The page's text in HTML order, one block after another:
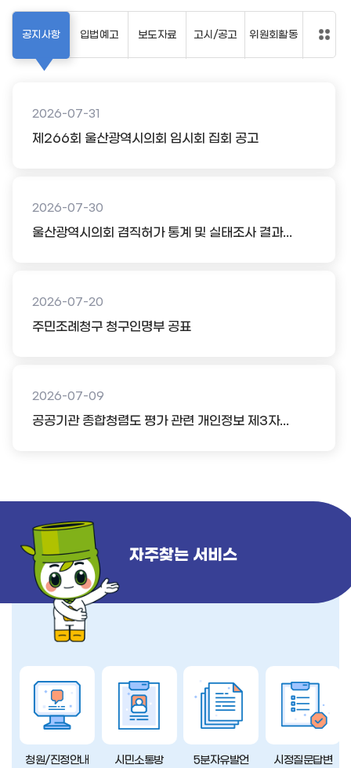
공지사항
2026-07-31
제266회 울산광역시의회 임시회 집회 공고
2026-07-30
울산광역시의회 겸직허가 통계 및 실태조사 결과...
2026-07-20
주민조례청구 청구인명부 공표
2026-07-09
공공기관 종합청렴도 평가 관련 개인정보 제3자...
입법예고 보도자료 고시/공고 위원회활동
자주찾는 서비스
청원/진정안내 시민소통방 5분자유발언 시정질문답변